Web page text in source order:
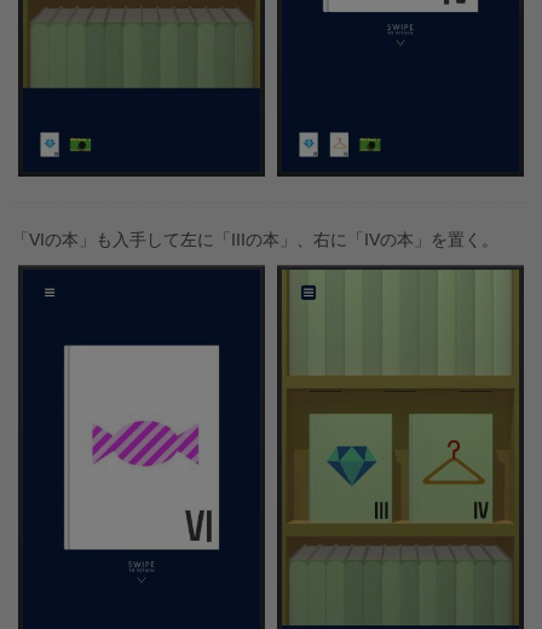
「VIの本」も入手して左に「IIIの本」、右に「IVの本」を置く。